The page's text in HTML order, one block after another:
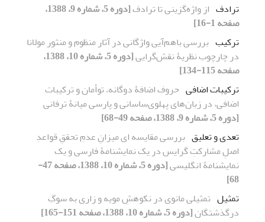
ترادف از واژه‌گزینی تا ترادف
[دوره 5، شماره 9، 1388،
صفحه 1-16]
ترکیب بررسی باهم‌آیی واژگانی در آثار منظوم و منثور مولانا
در چارچوب نظریۀ نقش‌گرایی
[دوره 5، شماره 10، 1388،
صفحه 115-134]
ترکیبات اضافی حروف اضافۀ دوگانه، توأمان و ترکیبات
اضافی، در زبان‌های پهلوی‌ساسانی و پارسی میانۀ ترفانی
[دوره 5، شماره 9، 1388، صفحه 49-68]
تعدی و تعلیق بررسی مقایسه ای میزانِ عدمِ تحققِ قواعدِ
اصلِ مشارکتِ گرایس در یک نمایشنامۀ فارسی و یک
نمایشنامۀ انگلیسی
[دوره 5، شماره 10، 1388، صفحه 47-
68]
تمثیل تمثیلی مانوی در نکوهشِ مویه و زاری به سوگِ
درگذشتگان[دوره 5، شماره 10، 1388، صفحه 151-165]